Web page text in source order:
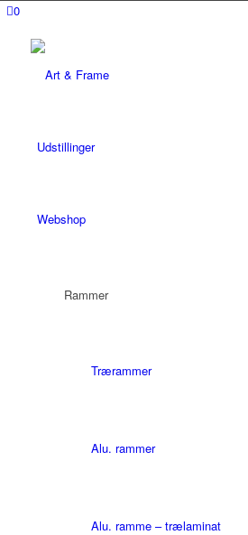
0
Udstillinger
Webshop
Rammer
Trærammer
Alu. rammer
Alu. ramme – trælaminat